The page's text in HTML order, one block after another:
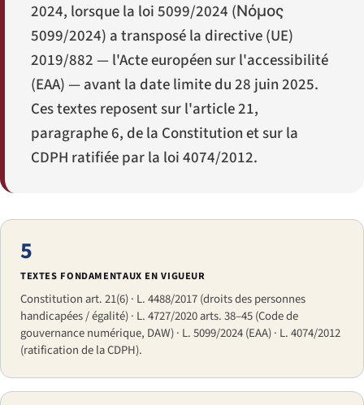
2024, lorsque la loi 5099/2024 (Νόμος
5099/2024) a transposé la directive (UE)
2019/882 — l'Acte européen sur l'accessibilité
(EAA) — avant la date limite du 28 juin 2025.
Ces textes reposent sur l'article 21,
paragraphe 6, de la Constitution et sur la
CDPH ratifiée par la loi 4074/2012.
5
TEXTES FONDAMENTAUX EN VIGUEUR
Constitution art. 21(6) · L. 4488/2017 (droits des personnes
handicapées / égalité) · L. 4727/2020 arts. 38–45 (Code de
gouvernance numérique, DAW) · L. 5099/2024 (EAA) · L. 4074/2012
(ratification de la CDPH).